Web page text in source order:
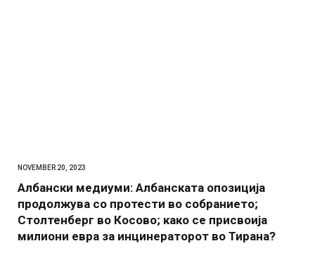
NOVEMBER 20, 2023
Албански медиуми: Албанската опозиција
продолжува со протести во собранието;
Столтенберг во Косово; како се присвоија
милиони евра за инцинераторот во Тирана?